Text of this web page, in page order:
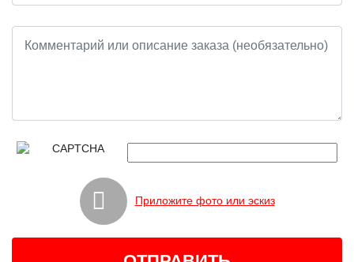
Приложите фото или эскиз